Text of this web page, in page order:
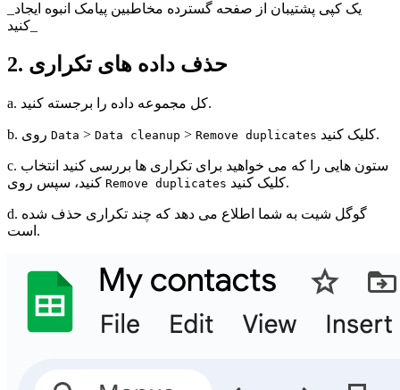
2. حذف داده های تکراری
a. کل مجموعه داده را برجسته کنید.
Data > Data cleanup > Remove duplicates کلیک کنید.
c. ستون هایی را که می خواهید برای تکراری ها بررسی کنید انتخاب
Remove duplicates کلیک کنید.
d. گوگل شیت به شما اطلاع می دهد که چند تکراری حذف شده
است.